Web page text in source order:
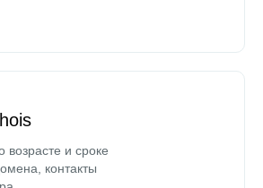
и сроке
контакты